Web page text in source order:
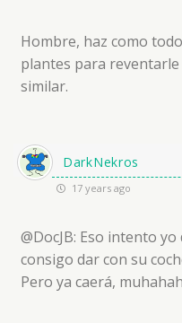
Hombre, haz como
plantes para reventarle
similar.
DarkNekros
17 years ago
@DocJB: Eso intento
consigo dar con su
Pero ya caerá,